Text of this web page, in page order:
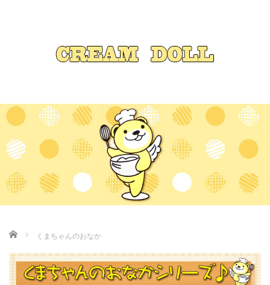
Home くまちゃんのおなか